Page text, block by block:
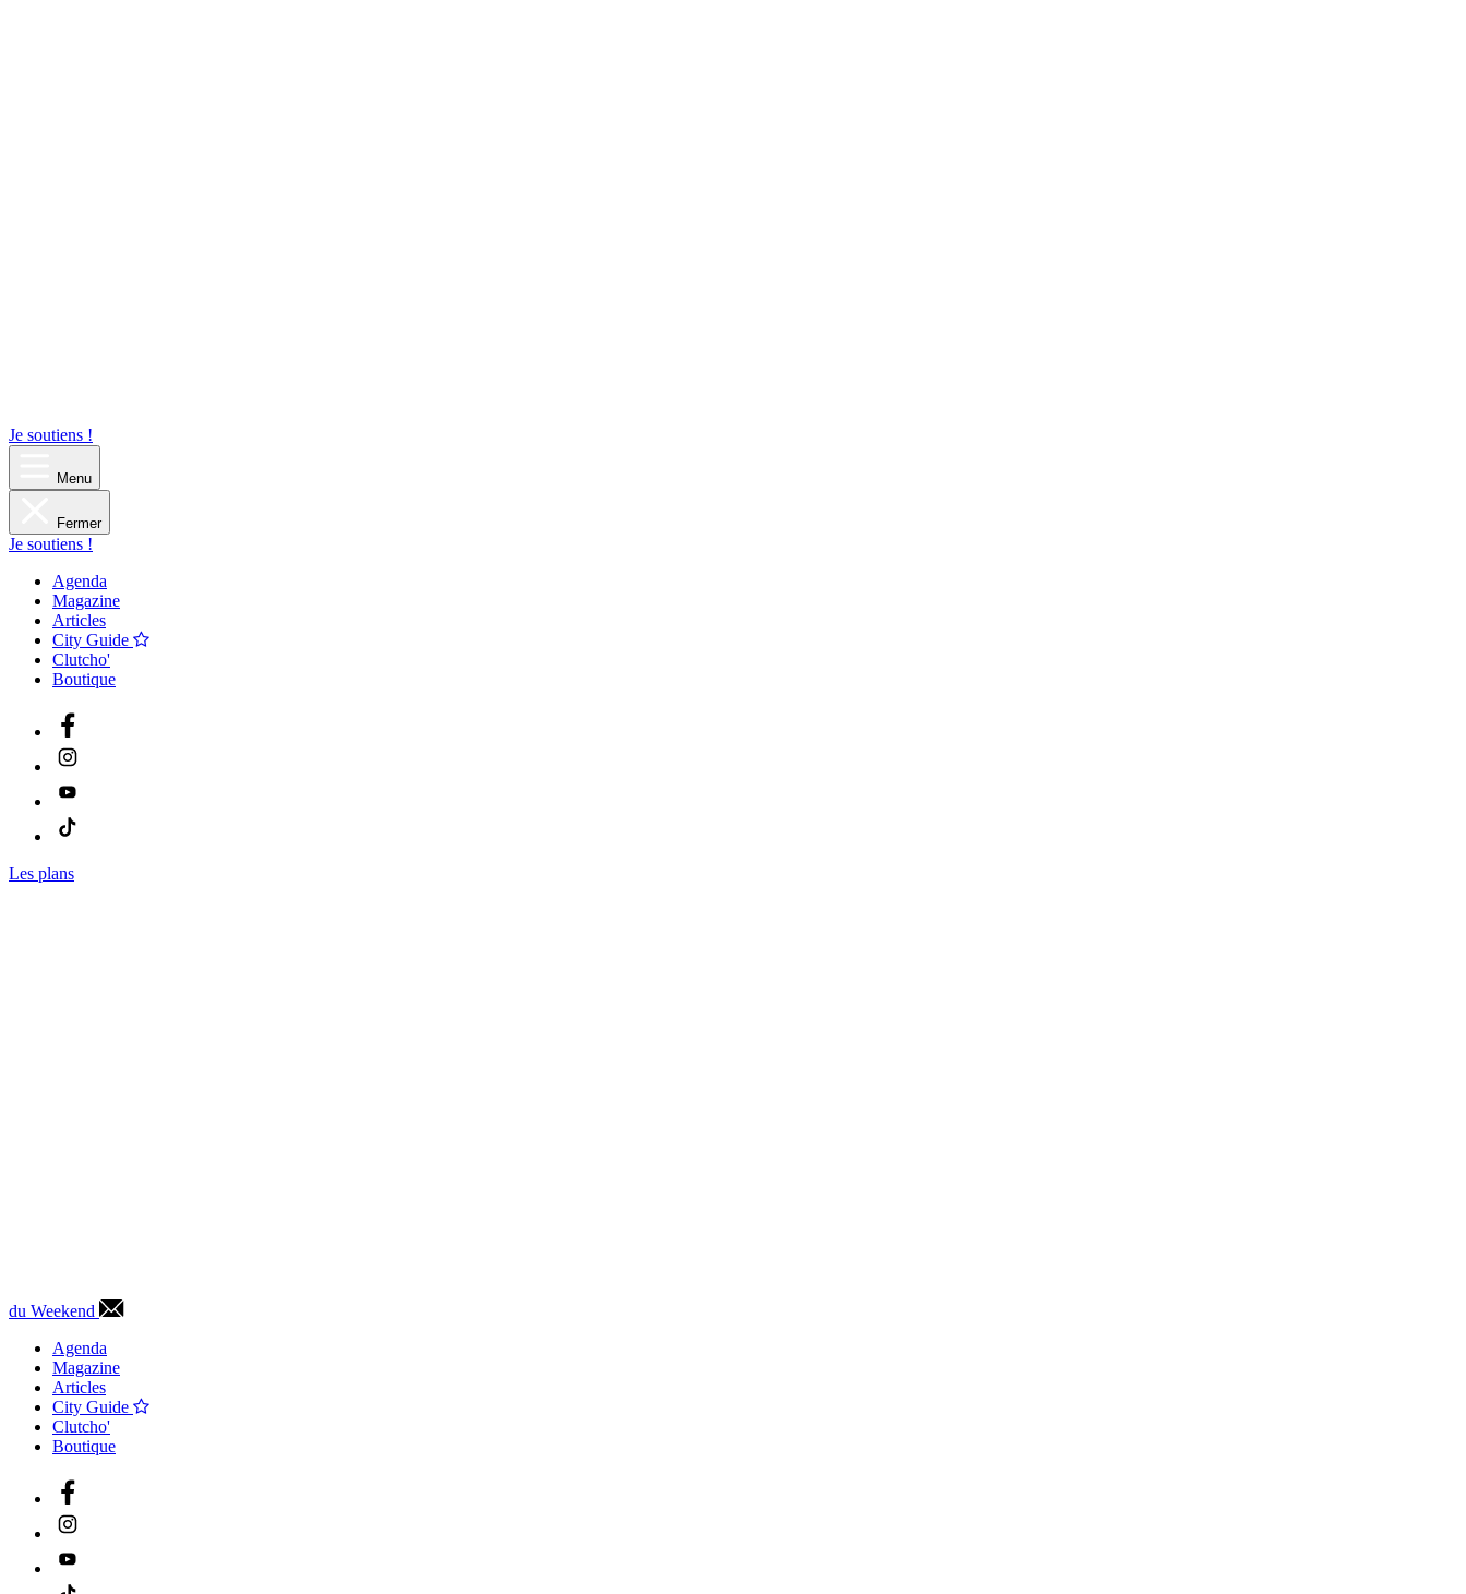
Je soutiens !
Menu
Fermer
Je soutiens !
Agenda
Magazine
Articles
City Guide
Clutcho'
Boutique
Les plans
du Weekend
Agenda
Magazine
Articles
City Guide
Clutcho'
Boutique